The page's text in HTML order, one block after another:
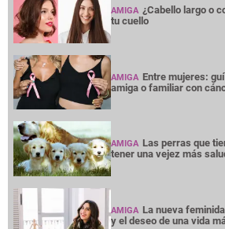
AMIGA ¿Cabello largo o
tu cuello
AMIGA Entre mujeres:
amiga o familiar con
AMIGA Las perras que
tener una vejez más
AMIGA La nueva
y el deseo de una vida